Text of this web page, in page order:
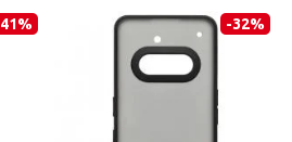
-32%